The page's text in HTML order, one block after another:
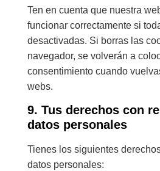
Ten en cuenta que nuestra
funcionar correctamente si
desactivadas. Si borras las
navegador, se volverán a
consentimiento cuando
webs.
9. Tus derechos con
datos personales
Tienes los siguientes
datos personales: